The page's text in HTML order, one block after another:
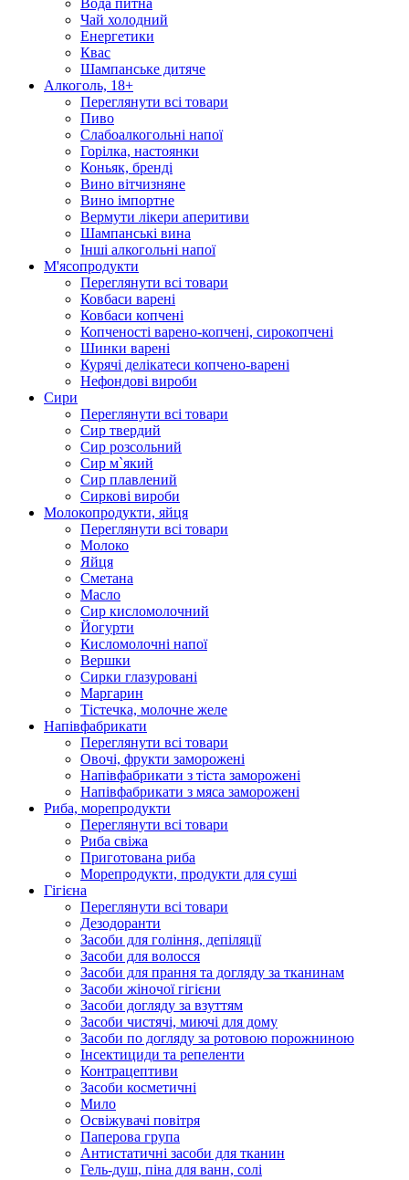
Вода питна
Чай холодний
Енергетики
Квас
Шампанське дитяче
Алкоголь, 18+
Переглянути всі товари
Пиво
Слабоалкогольні напої
Горілка, настоянки
Коньяк, бренді
Вино вітчизняне
Вино імпортне
Вермути лікери аперитиви
Шампанські вина
Інші алкогольні напої
М'ясопродукти
Переглянути всі товари
Ковбаси варені
Ковбаси копчені
Копченості варено-копчені, сирокопчені
Шинки варені
Курячі делікатеси копчено-варені
Нефондові вироби
Сири
Переглянути всі товари
Сир твердий
Сир розсольний
Сир м`який
Сир плавлений
Сиркові вироби
Молокопродукти, яйця
Переглянути всі товари
Молоко
Яйця
Сметана
Масло
Сир кисломолочний
Йогурти
Кисломолочні напої
Вершки
Сирки глазуровані
Маргарин
Тістечка, молочне желе
Напівфабрикати
Переглянути всі товари
Овочі, фрукти заморожені
Напівфабрикати з тіста заморожені
Напівфабрикати з мяса заморожені
Риба, морепродукти
Переглянути всі товари
Риба свіжа
Приготована риба
Морепродукти, продукти для суші
Гігієна
Переглянути всі товари
Дезодоранти
Засоби для гоління, депіляції
Засоби для волосся
Засоби для прання та догляду за тканинам
Засоби жіночої гігієни
Засоби догляду за взуттям
Засоби чистячі, миючі для дому
Засоби по догляду за ротовою порожниною
Інсектициди та репеленти
Контрацептиви
Засоби косметичні
Мило
Освіжувачі повітря
Паперова група
Антистатичні засоби для тканин
Гель-душ, піна для ванн, солі